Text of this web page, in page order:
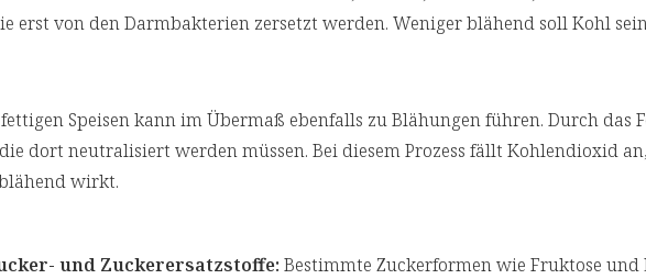
erst von den Darmbakterien zersetzt werden. Weniger blähend soll Kohl
Speisen kann im Übermaß ebenfalls zu Blähungen führen. Durch das
dort neutralisiert werden müssen. Bei diesem Prozess fällt Kohlendioxid
wirkt.
und Zuckerersatzstoffe: Bestimmte Zuckerformen wie Fruktose und